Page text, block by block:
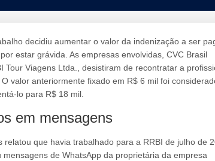
decidiu aumentar o valor da indenização a ser
estar grávida. As empresas envolvidas, CVC Brasil
Tour Viagens Ltda., desistiram de recontratar a
valor anteriormente fixado em R$ 6 mil foi
lo para R$ 18 mil.
em mensagens
que havia trabalhado para a RRBI de julho de
de WhatsApp da proprietária da empresa